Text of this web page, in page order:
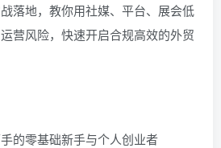
落地，教你用社媒、平台、展会低
营风险，快速开启合规高效的外贸
的零基础新手与个人创业者